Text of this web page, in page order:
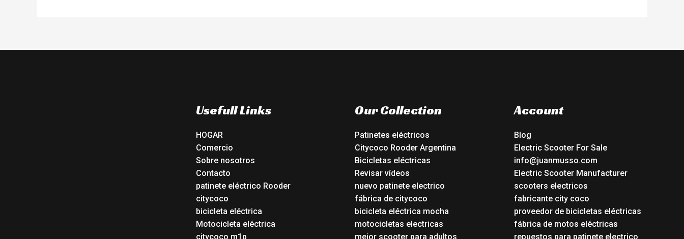
Usefull Links
HOGAR
Comercio
Sobre nosotros
Contacto
patinete eléctrico Rooder
citycoco
bicicleta eléctrica
Motocicleta eléctrica
citycoco m1p
Our Collection
Patinetes eléctricos
Citycoco Rooder Argentina
Bicicletas eléctricas
Revisar vídeos
nuevo patinete electrico
fábrica de citycoco
bicicleta eléctrica mocha
motocicletas electricas
mejor scooter para adultos
Account
Blog
Electric Scooter For Sale
info@juanmusso.com
Electric Scooter Manufacturer
scooters electricos
fabricante city coco
proveedor de bicicletas eléctricas
fábrica de motos eléctricas
repuestos para patinete electrico